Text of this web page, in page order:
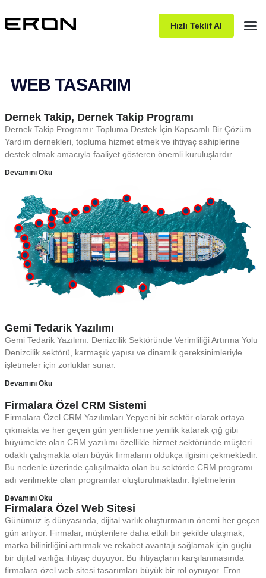
Hızlı Teklif Al
WEB TASARIM
Dernek Takip, Dernek Takip Programı
Dernek Takip Programı: Topluma Destek İçin Kapsamlı Bir Çözüm
Yardım dernekleri, topluma hizmet etmek ve ihtiyaç sahiplerine
destek olmak amacıyla faaliyet gösteren önemli kuruluşlardır.
Devamını Oku
Gemi Tedarik Yazılımı
Gemi Tedarik Yazılımı: Denizcilik Sektöründe Verimliliği Artırma Yolu
Denizcilik sektörü, karmaşık yapısı ve dinamik gereksinimleriyle
işletmeler için zorluklar sunar.
Devamını Oku
Firmalara Özel CRM Sistemi
Firmalara Özel CRM Yazılımları Yepyeni bir sektör olarak ortaya
çıkmakta ve her geçen gün yeniliklerine yenilik katarak çığ gibi
büyümekte olan CRM yazılımı özellikle hizmet sektöründe müşteri
odaklı çalışmakta olan büyük firmaların oldukça ilgisini çekmektedir.
Bu nedenle üzerinde çalışılmakta olan bu sektörde CRM programı
adı verilmekte olan programlar oluşturulmaktadır. İşletmelerin
Devamını Oku
Firmalara Özel Web Sitesi
Günümüz iş dünyasında, dijital varlık oluşturmanın önemi her geçen
gün artıyor. Firmalar, müşterilere daha etkili bir şekilde ulaşmak,
marka bilinirliğini artırmak ve rekabet avantajı sağlamak için güçlü
bir dijital varlığa ihtiyaç duyuyor. Bu ihtiyaçların karşılanmasında
firmalara özel web sitesi tasarımları büyük bir rol oynuyor. Eron